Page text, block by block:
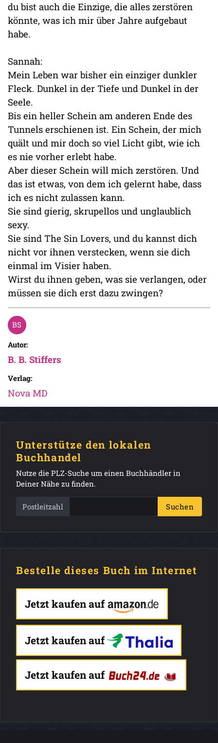
du bist auch die Einzige, die alles zerstören
könnte, was ich mir über Jahre aufgebaut
habe.
Sannah:
Mein Leben war bisher ein einziger dunkler
Fleck. Dunkel in der Tiefe und Dunkel in der
Seele.
Bis ein heller Schein am anderen Ende des
Tunnels erschienen ist. Ein Schein, der mich
quält und mir doch so viel Licht gibt, wie ich
es nie vorher erlebt habe.
Aber dieser Schein will mich zerstören. Und
das ist etwas, von dem ich gelernt habe, dass
ich es nicht zulassen kann.
Sie sind gierig, skrupellos und unglaublich
sexy.
Sie sind The Sin Lovers, und du kannst dich
nicht vor ihnen verstecken, wenn sie dich
einmal im Visier haben.
Wirst du ihnen geben, was sie verlangen, oder
müssen sie dich erst dazu zwingen?
Autor:
B. B. Stiffers
Verlag:
Nova MD
Unterstütze den lokalen
Buchhandel
Nutze die PLZ-Suche um einen Buchhändler in
Deiner Nähe zu finden.
Postleitzahl Suchen
Bestelle dieses Buch im Internet
Jetzt kaufen auf
Jetzt kaufen auf
Jetzt kaufen auf